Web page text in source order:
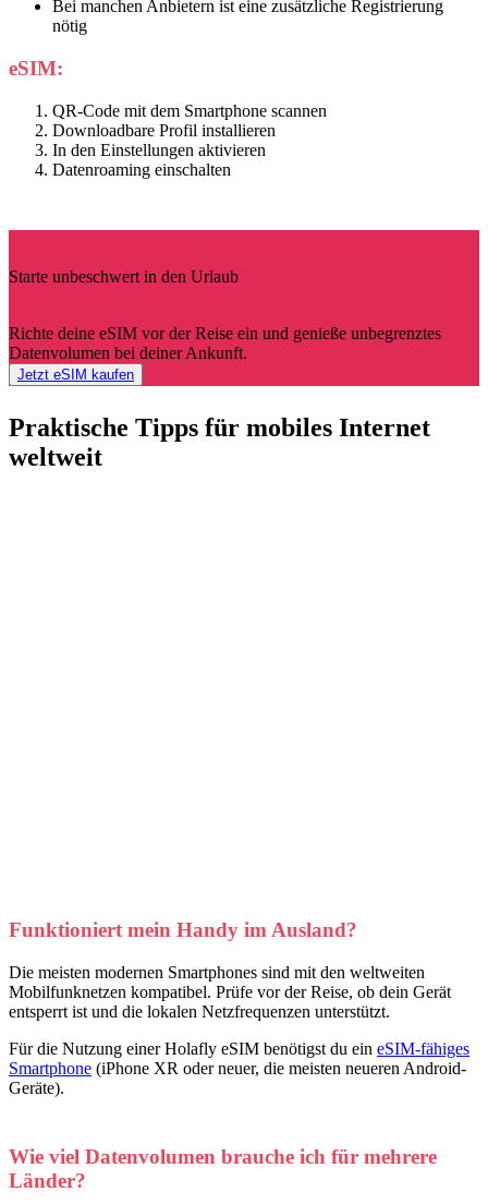
Bei manchen Anbietern ist eine zusätzliche Registrierung
nötig
eSIM:
QR-Code mit dem Smartphone scannen
Downloadbare Profil installieren
In den Einstellungen aktivieren
Datenroaming einschalten
Starte unbeschwert in den Urlaub
Richte deine eSIM vor der Reise ein und genieße unbegrenztes
Datenvolumen bei deiner Ankunft.
Jetzt eSIM kaufen
Praktische Tipps für mobiles Internet
weltweit
Funktioniert mein Handy im Ausland?
Die meisten modernen Smartphones sind mit den weltweiten
Mobilfunknetzen kompatibel. Prüfe vor der Reise, ob dein Gerät
entsperrt ist und die lokalen Netzfrequenzen unterstützt.
Für die Nutzung einer Holafly eSIM benötigst du ein eSIM-fähiges
Smartphone (iPhone XR oder neuer, die meisten neueren Android-
Geräte).
Wie viel Datenvolumen brauche ich für mehrere
Länder?